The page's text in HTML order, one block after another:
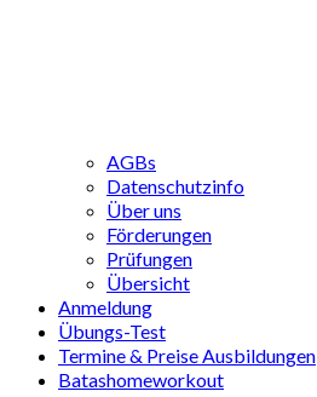
AGBs
Datenschutzinfo
Über uns
Förderungen
Prüfungen
Übersicht
Anmeldung
Übungs-Test
Termine & Preise Ausbildungen
Batashomeworkout